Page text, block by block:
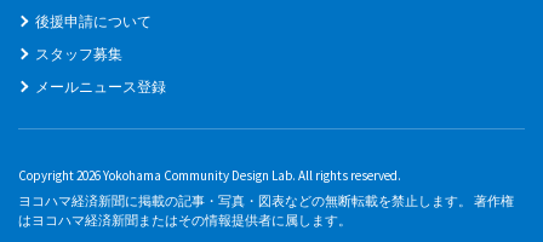
後援申請について
スタッフ募集
メールニュース登録
Copyright 2026 Yokohama Community Design Lab. All rights reserved.
ヨコハマ経済新聞に掲載の記事・写真・図表などの無断転載を禁止します。 著作権
はヨコハマ経済新聞またはその情報提供者に属します。